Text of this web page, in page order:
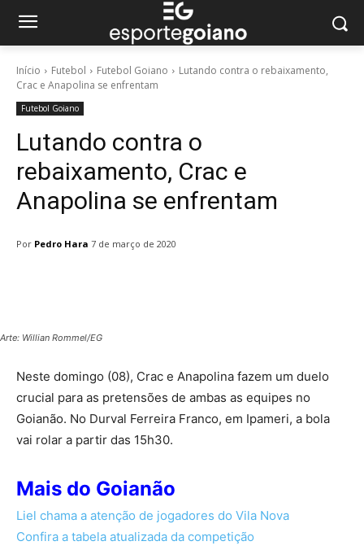
Início Futebol Futebol Goiano
Lutando contra o rebaixamento,
Crac e Anapolina se enfrentam
Futebol Goiano
Lutando contra o
rebaixamento, Crac e
Anapolina se enfrentam
Por Pedro Hara 7 de março de 2020
Arte: Willian Rommel/EG
Neste domingo (08), Crac e Anapolina fazem um duelo
crucial para as pretensões de ambas as equipes no
Goianão. No Durval Ferreira Franco, em Ipameri, a bola
vai rolar a partir das 15h30.
Mais do Goianão
Liel chama a atenção de jogadores do Vila Nova
Confira a tabela atualizada da competição